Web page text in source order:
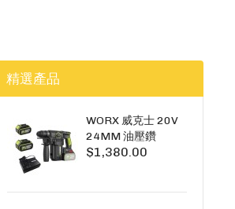
精選產品
WORX 威克士 20V
24MM 油壓鑽
WU385.3（雙5A電
$1,380.00